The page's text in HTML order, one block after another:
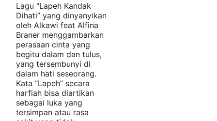
Lagu “Lapeh Kandak
Dihati” yang dinyanyikan
oleh Alkawi feat Alfina
Braner menggambarkan
perasaan cinta yang
begitu dalam dan tulus,
yang tersembunyi di
dalam hati seseorang.
Kata “Lapeh” secara
harfiah bisa diartikan
sebagai luka yang
tersimpan atau rasa